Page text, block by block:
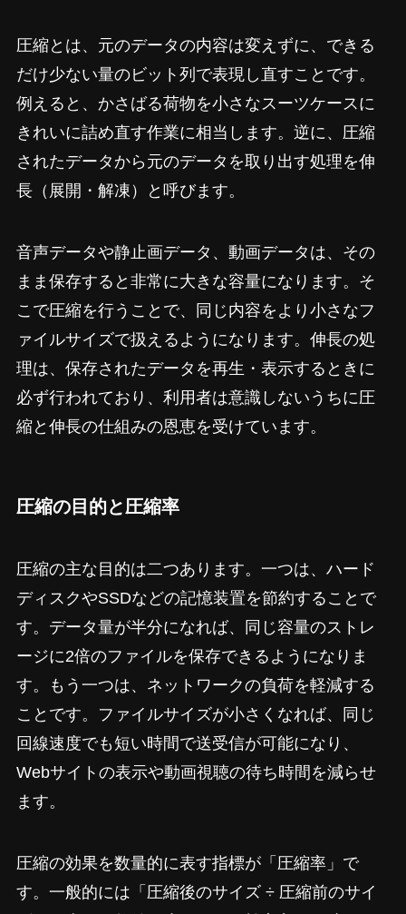
圧縮とは、元のデータの内容は変えずに、できる
だけ少ない量のビット列で表現し直すことです。
例えると、かさばる荷物を小さなスーツケースに
きれいに詰め直す作業に相当します。逆に、圧縮
されたデータから元のデータを取り出す処理を伸
長（展開・解凍）と呼びます。
音声データや静止画データ、動画データは、その
まま保存すると非常に大きな容量になります。そ
こで圧縮を行うことで、同じ内容をより小さなフ
ァイルサイズで扱えるようになります。伸長の処
理は、保存されたデータを再生・表示するときに
必ず行われており、利用者は意識しないうちに圧
縮と伸長の仕組みの恩恵を受けています。
圧縮の目的と圧縮率
圧縮の主な目的は二つあります。一つは、ハード
ディスクやSSDなどの記憶装置を節約することで
す。データ量が半分になれば、同じ容量のストレ
ージに2倍のファイルを保存できるようになりま
す。もう一つは、ネットワークの負荷を軽減する
ことです。ファイルサイズが小さくなれば、同じ
回線速度でも短い時間で送受信が可能になり、
Webサイトの表示や動画視聴の待ち時間を減らせ
ます。
圧縮の効果を数量的に表す指標が「圧縮率」で
す。一般的には「圧縮後のサイズ ÷ 圧縮前のサイ